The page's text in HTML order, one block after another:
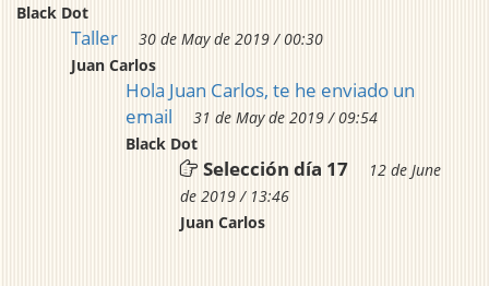
Black Dot
Taller
30 de May de 2019 / 00:30
Juan Carlos
Hola Juan Carlos, te he enviado un
email
31 de May de 2019 / 09:54
Black Dot
Selección día 17
12 de June
de 2019 / 13:46
Juan Carlos